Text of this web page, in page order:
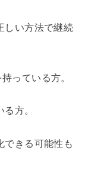
しい方法で継続
っている方。
方。
できる可能性も